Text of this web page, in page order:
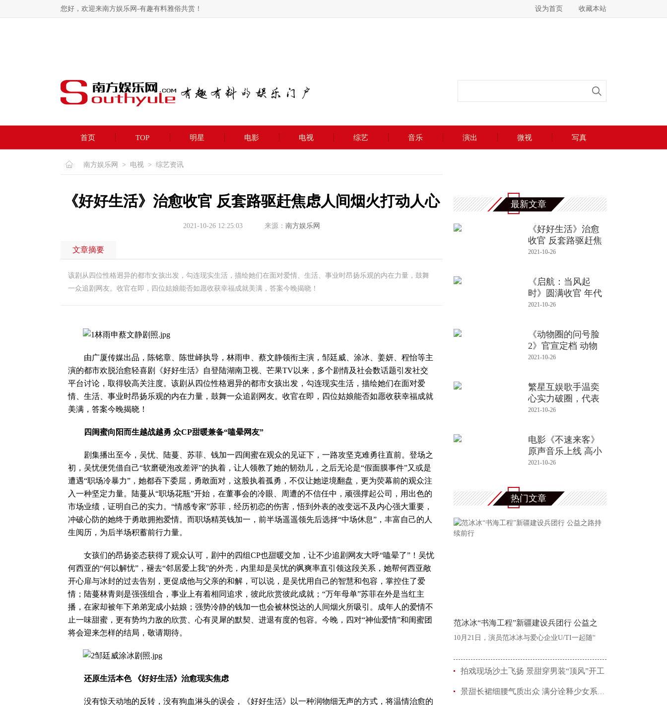
您好，欢迎来南方娱乐网-有趣有料雅俗共赏！ 设为首页 收藏本站
首页 TOP 明星 电影 电视 综艺 音乐 演出 微视 写真
南方娱乐网 > 电视 > 综艺资讯
《好好生活》治愈收官 反套路驱赶焦虑人间烟火打动人心
2021-10-26 12:25:03 来源： 南方娱乐网
文章摘要
该剧从四位性格迥异的都市女孩出发，勾连现实生活，描绘她们在面对爱情、生活、事业时昂扬乐观的内在力量，鼓舞
一众追剧网友。收官在即，四位姑娘能否如愿收获幸福成就美满，答案今晚揭晓！
由广厦传媒出品，陈铭章、陈世峄执导，林雨申、蔡文静领衔主演，邹廷威、涂冰、姜妍、程怡等主
演的都市欢脱治愈轻喜剧《好好生活》自登陆湖南卫视、芒果TV以来，多个剧情及社会数话题引发社交
平台讨论，取得较高关注度。该剧从四位性格迥异的都市女孩出发，勾连现实生活，描绘她们在面对爱
情、生活、事业时昂扬乐观的内在力量，鼓舞一众追剧网友。收官在即，四位姑娘能否如愿收获幸福成就
美满，答案今晚揭晓！
四闺蜜向阳而生越战越勇 众CP甜暖兼备“嗑晕网友”
剧集播出至今，吴忧、陆蔓、苏菲、钱加一四闺蜜在观众的见证下，一路攻坚克难勇往直前。登场之
初，吴忧便凭借自己“软磨硬泡改差评”的执着，让人领教了她的韧劲儿，之后无论是“假面膜事件”又或是
遭遇“职场冷暴力”，她都吞下委屈，勇敢面对，这股执着孤勇，不仅让她逆境翻盘，更为荧幕前的观众注
入一种坚定力量。陆蔓从“职场花瓶”开始，在董事会的冷眼、周遭的不信任中，顽强撑起公司，用出色的
市场业绩，证明自己的实力。“情感专家”苏菲，经历初恋的伤害，悟到外表的改变远不及内心强大重要，
冲破心防的她终于勇敢拥抱爱情。而职场精英钱加一，前半场遥遥领先后选择“中场休息”，丰富自己的人
生阅历，为后半场积蓄前行力量。
女孩们的昂扬姿态获得了观众认可，剧中的四组CP也甜暖交加，让不少追剧网友大呼“嗑晕了”！吴忧
何西亚的“何以解忧”，褪去“邻居爱上我”的外壳，内里却是吴忧的飒爽率直引领这段关系，她帮何西亚敞
开心扉与冰封的过去告别，更促成他与父亲的和解，可以说，是吴忧用自己的智慧和包容，掌控住了爱
情；陆蔓林青则是强强组合，事业上有着相同追求，彼此欣赏彼此成就；“万年母单”苏菲在外是当红主
播，在家却被年下弟弟宠成小姑娘；强势冷静的钱加一也会被林悦达的人间烟火所吸引。成年人的爱情不
止一味甜蜜，更有势均力敌的欣赏、心有灵犀的默契、进退有度的包容。今晚，四对“神仙爱情”和闺蜜团
将会迎来怎样的结局，敬请期待。
还原生活本色 《好好生活》治愈现实焦虑
没有惊天动地的反转，没有狗血淋头的误会，《好好生活》以一种润物细无声的方式，将温情治愈的
最新文章
《好好生活》治愈
收官 反套路驱赶焦
虑人间
2021-10-26
《启航：当风起
时》圆满收官 年代
剧青春化表
2021-10-26
《动物圈的问号脸
2》官宣定档 动物
版“走近
2021-10-26
繁星互娱歌手温奕
心实力破圈，代表
作《一路生
2021-10-26
电影《不速来客》
原声音乐上线 高小
阳大胆
2021-10-26
热门文章
范冰冰“书海工程”新疆建设兵团行 公益之
10月21日，演员范冰冰与爱心企业U/TI一起随“
拍戏现场沙土飞扬 景甜穿男装“顶风”开工
景甜长裙细腰气质出众 满分诠释少女系优雅